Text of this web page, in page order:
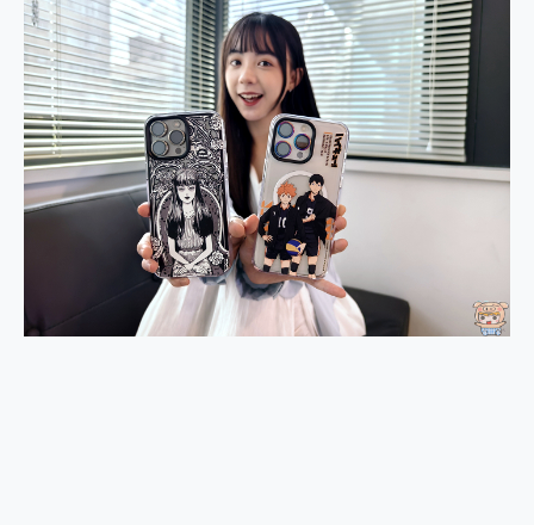
Xiaomi 14 Ultra 開箱 評測~ 有深度的 Leica 影像旗艦手機! 加碼小旗艦 Xiaomi 14 開箱 評測
vivo TWS 3e 真無線藍牙耳機智慧降噪升級、音質明亮溫潤，並支援雙設備連接~
MSI Claw 掌機專屬配件包 來囉 完美保護 MSI Claw A1M-026TW 電競掌機
人像旗艦 vivo V30 系列 開箱 評測! 首搭蔡司光學鏡頭、攝影棚級柔光環、拍攝功能最好玩的美拍神機 vivo V30 Pro
多個願望一次滿足 超強散熱 微星 MSI Claw A1M-026TW 電競掌機 開箱 評測
一吸完美對位 擁有超強吸力與超好用的隱磁支架 O-ONE MAG 最會吸的行動電源 開箱 評測
家裡不是修羅場，「追覓 H16 Steam Max 」蒸服者虐機實測，熱蒸邊洗將將好，居家必備清潔神器
業界首例百人盲測揭密，Shark EVOPOWER SYSTEM NEO+ 實測，如何精準解決居家清潔三大痛點？
OPPO 哈蘇 300mm 專業增距鏡實測：Find X9 Ultra 光學長焦隨手拍，紀錄生活就是這麼簡單
Motorola edge 70 pro 及 moto g37 power上市，登錄在送飛利浦氣炸鍋